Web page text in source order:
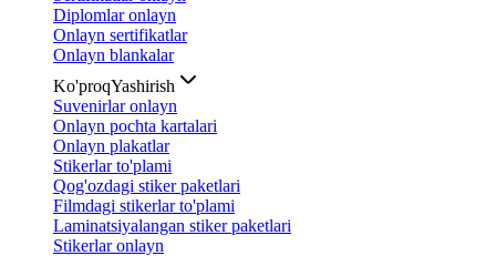
Diplomlar onlayn
Onlayn sertifikatlar
Onlayn blankalar
Ko'proqYashirish
Suvenirlar onlayn
Onlayn pochta kartalari
Onlayn plakatlar
Stikerlar to'plami
Qog'ozdagi stiker paketlari
Filmdagi stikerlar to'plami
Laminatsiyalangan stiker paketlari
Stikerlar onlayn